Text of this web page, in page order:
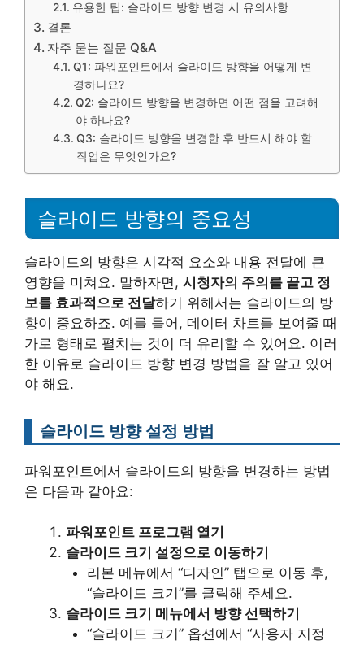
유용한 팁: 슬라이드 방향 변경 시 유의사항
결론
자주 묻는 질문 Q&A
Q1: 파워포인트에서 슬라이드 방향을 어떻게 변
경하나요?
Q2: 슬라이드 방향을 변경하면 어떤 점을 고려해
야 하나요?
Q3: 슬라이드 방향을 변경한 후 반드시 해야 할
작업은 무엇인가요?
슬라이드 방향의 중요성
슬라이드의 방향은 시각적 요소와 내용 전달에 큰
영향을 미쳐요. 말하자면, 시청자의 주의를 끌고 정
보를 효과적으로 전달하기 위해서는 슬라이드의 방
향이 중요하죠. 예를 들어, 데이터 차트를 보여줄 때
가로 형태로 펼치는 것이 더 유리할 수 있어요. 이러
한 이유로 슬라이드 방향 변경 방법을 잘 알고 있어
야 해요.
슬라이드 방향 설정 방법
파워포인트에서 슬라이드의 방향을 변경하는 방법
은 다음과 같아요:
파워포인트 프로그램 열기
슬라이드 크기 설정으로 이동하기
리본 메뉴에서 “디자인” 탭으로 이동 후,
“슬라이드 크기”를 클릭해 주세요.
슬라이드 크기 메뉴에서 방향 선택하기
“슬라이드 크기” 옵션에서 “사용자 지정